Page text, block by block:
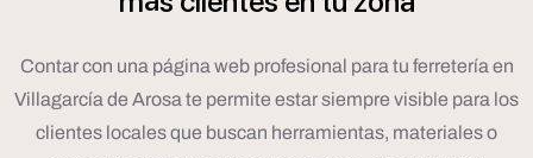
Contar con una página web profesional para tu ferretería en
Villagarcía de Arosa te permite estar siempre visible para los
clientes locales que buscan herramientas, materiales o